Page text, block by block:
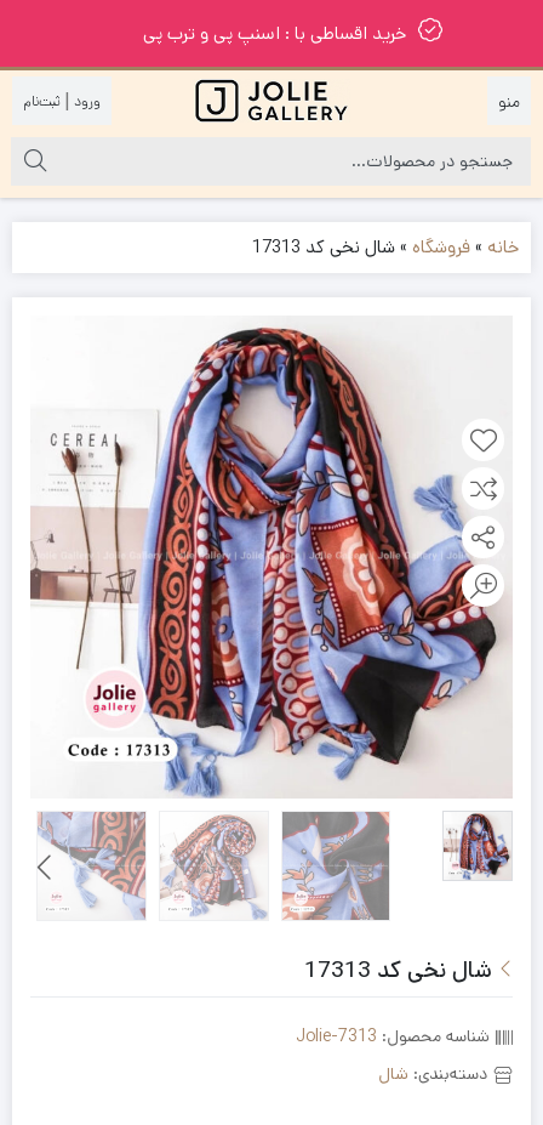
خرید اقساطی با : اسنپ پی و ترب پی
|
خانه »فروشگاه »شال نخی کد 17313
شال نخی کد 17313
شناسه محصول: Jolie-7313
دسته‌بندی: شال